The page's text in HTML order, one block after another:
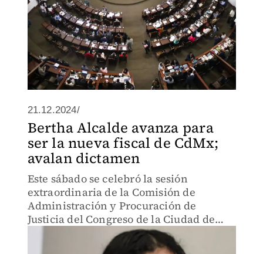
21.12.2024/
Bertha Alcalde avanza para
ser la nueva fiscal de CdMx;
avalan dictamen
Este sábado se celebró la sesión
extraordinaria de la Comisión de
Administración y Procuración de
Justicia del Congreso de la Ciudad de
México, donde se emitió el dictamen a
favor de Bertha Alcalde.